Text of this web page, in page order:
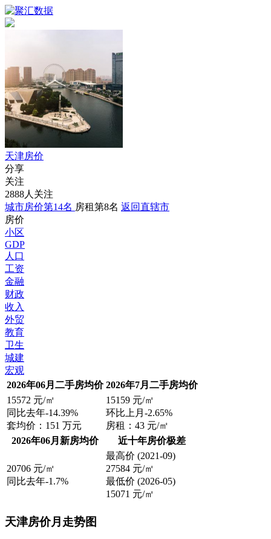
天津房价
分享
关注
2888人关注
城市房价第14名 房租第8名 返回直辖市
房价
小区
GDP
人口
工资
金融
财政
收入
外贸
教育
卫生
城建
宏观
2026年06月二手房均价 2026年7月二手房均价
15572 元/㎡
同比去年-14.39%
套均价： 151 万元
15159 元/㎡
环比上月 -2.65%
房租： 43 元/㎡
2026年06月新房均价
近十年房价极差
20706 元/㎡
同比去年-1.7%
最高价 (2021-09)
27584 元/㎡
最低价 (2026-05)
15071 元/㎡
天津房价月走势图